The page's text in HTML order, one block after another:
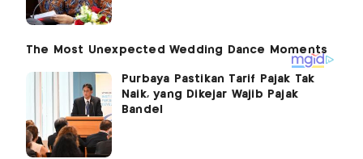
Purbaya Pastikan Tarif Pajak Tak
Naik, yang Dikejar Wajib Pajak
Bandel